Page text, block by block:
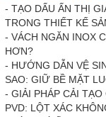
- TẠO DẤU ẤN THỊ
TRONG THIẾT KẾ
- VÁCH NGĂN INOX
HƠN?
- HƯỚNG DẪN VỆ
SAO: GIỮ BỀ MẶT
- GIẢI PHÁP CẢI
PVD: LỘT XÁC